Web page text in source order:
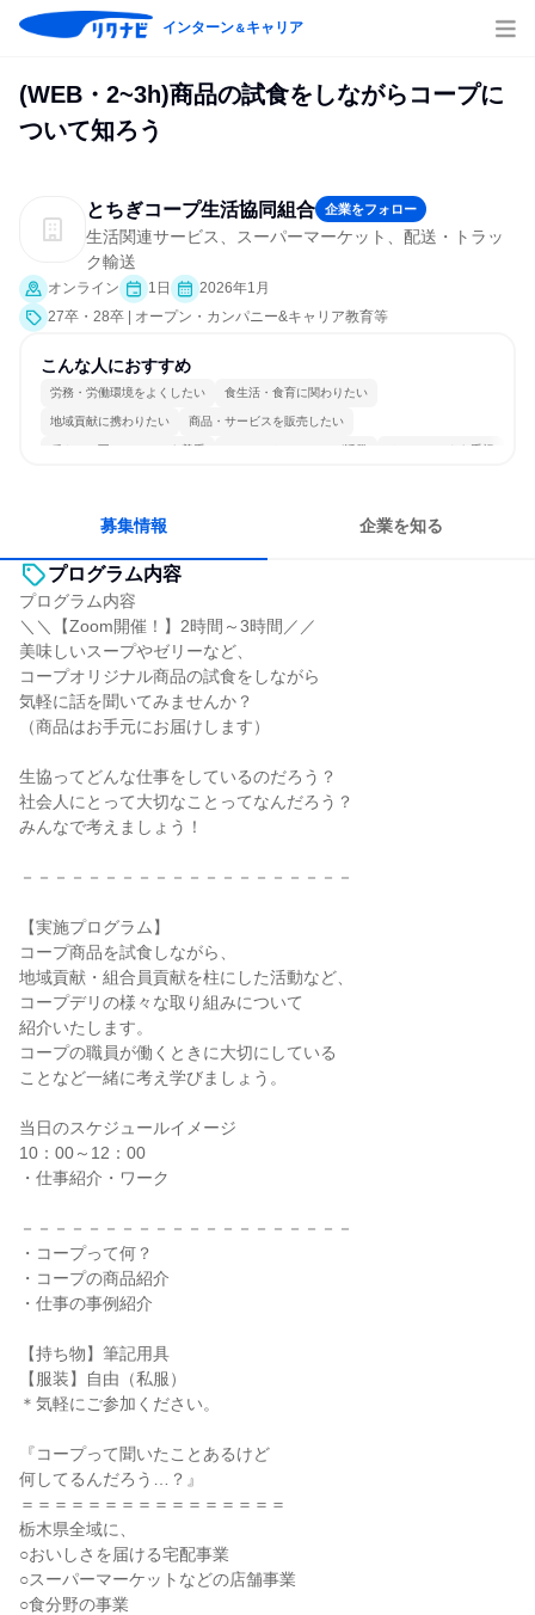
インターン＆キャリア
(WEB・2~3h)商品の試食をしながらコープに
ついて知ろう
とちぎコープ生活協同組合 企業をフォロー
生活関連サービス、スーパーマーケット、配送・トラッ
ク輸送
オンライン 1日
2026年1月
27卒・28卒 | オープン・カンパニー&キャリア教育等
こんな人におすすめ
労務・労働環境をよくしたい 食生活・食育に関わりたい
地域貢献に携わりたい 商品・サービスを販売したい
穏やかで互いのペースを尊重 コミュニケーションが活発 チームワークを重視
募集情報 企業を知る
プログラム内容
プログラム内容
＼＼【Zoom開催！】2時間～3時間／／
美味しいスープやゼリーなど、
コープオリジナル商品の試食をしながら
気軽に話を聞いてみませんか？
（商品はお手元にお届けします）
生協ってどんな仕事をしているのだろう？
社会人にとって大切なことってなんだろう？
みんなで考えましょう！
－－－－－－－－－－－－－－－－－－－－
【実施プログラム】
コープ商品を試食しながら、
地域貢献・組合員貢献を柱にした活動など、
コープデリの様々な取り組みについて
紹介いたします。
コープの職員が働くときに大切にしている
ことなど一緒に考え学びましょう。
当日のスケジュールイメージ
10：00～12：00
・仕事紹介・ワーク
－－－－－－－－－－－－－－－－－－－－
・コープって何？
・コープの商品紹介
・仕事の事例紹介
【持ち物】筆記用具
【服装】自由（私服）
＊気軽にご参加ください。
『コープって聞いたことあるけど
何してるんだろう…？』
＝＝＝＝＝＝＝＝＝＝＝＝＝＝＝＝
栃木県全域に、
○おいしさを届ける宅配事業
○スーパーマーケットなどの店舗事業
○食分野の事業